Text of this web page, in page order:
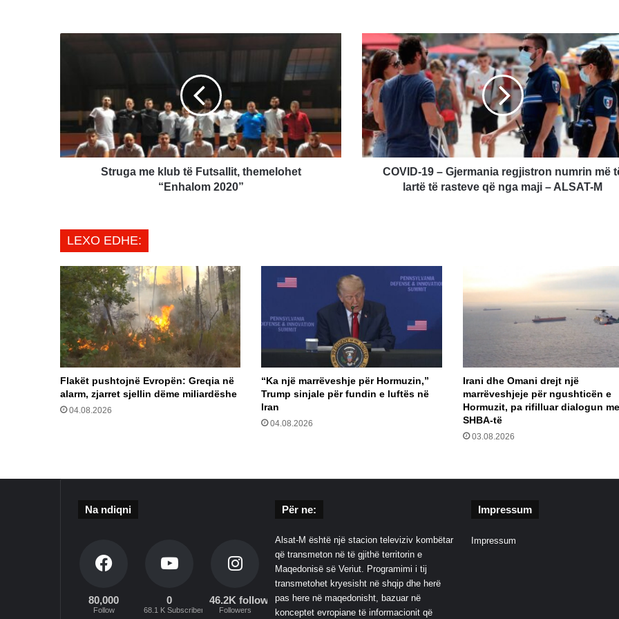
themelohet
“Enhalom
2020”
Struga me klub të Futsallit, themelohet
“Enhalom 2020”
COVID-
19
–
Gjermania
regjistron
numrin
më
të
lartë
COVID-19 – Gjermania regjistron numrin më
lartë të rasteve që nga maji – ALSAT-M
LEXO EDHE:
Flakët pushtojnë Evropën: Greqia në
alarm, zjarret sjellin dëme miliardëshe
04.08.2026
“Ka një marrëveshje për Hormuzin,”
Trump sinjale për fundin e luftës në
Iran
04.08.2026
Irani dhe Omani drejt një
marrëveshjeje për ngushticën e
Hormuzit, pa rifilluar dialogun me
SHBA-të
03.08.2026
Na ndiqni
80,000
Follow
0
68.1 K Subscribers
46.2K followers
Followers
Për ne:
Alsat-M është një stacion televiziv kombëtar
që transmeton në të gjithë territorin e
Maqedonisë së Veriut. Programimi i tij
transmetohet kryesisht në shqip dhe herë
pas here në maqedonisht, bazuar në
konceptet evropiane të informacionit që
Impressum
Impressum